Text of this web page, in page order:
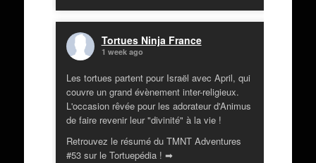
Tortues Ninja France
1 week ago
Les tortues partent pour Israël avec April, qui
couvre un grand évènement inter-religieux.
L'occasion rêvée pour les adorateur d'Animus
de faire revenir leur "divinité" à la vie !
Retrouvez le résumé du TMNT Adventures
#53 sur le Tortuepédia ! ➡